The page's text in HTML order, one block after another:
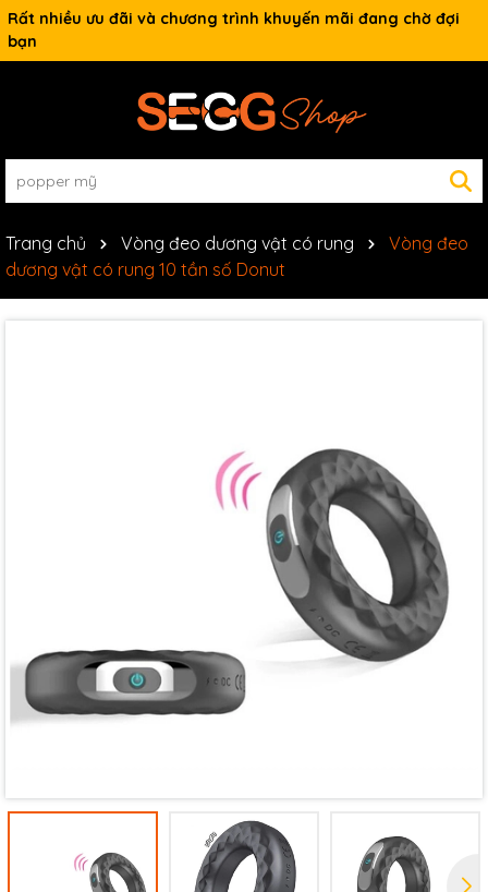
Rất nhiều ưu đãi và chương trình khuyến mãi đang chờ đợi
bạn
Trang chủ Vòng đeo dương vật có rung
Vòng đeo
dương vật có rung 10 tần số Donut